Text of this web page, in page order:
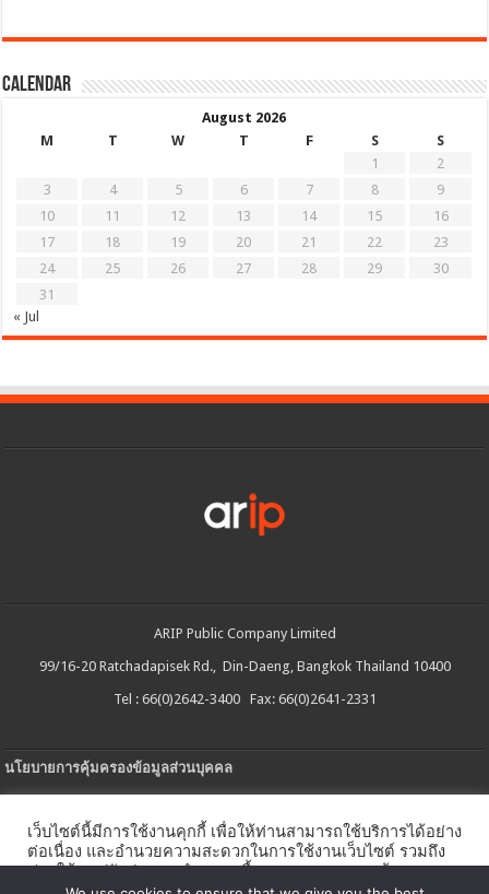
Calendar
August 2026
M
T W T F S
S
1
2
3
4 5 6 7 8
9
10
11 12 13 14 15
16
17
18 19 20 21 22
23
24
25 26 27 28 29
30
31
« Jul
ARIP Public Company Limited
99/16-20 Ratchadapisek Rd., Din-Daeng, Bangkok Thailand 10400
Tel : 66(0)2642-3400 Fax: 66(0)2641-2331
นโยบายการคุ้มครองข้อมูลส่วนบุคคล
นโยบายการใช้คกกี้
เว็บไซต์นี้มีการใช้งานคุกกี้ เพื่อให้ท่านสามารถใช้บริการได้อย่าง
ต่อเนื่อง และอำนวยความสะดวกในการใช้งานเว็บไซต์ รวมถึง
ช่วยให้เราปรับปรุงการนำเสนอเนื้อหาตรงตามความต้องการ